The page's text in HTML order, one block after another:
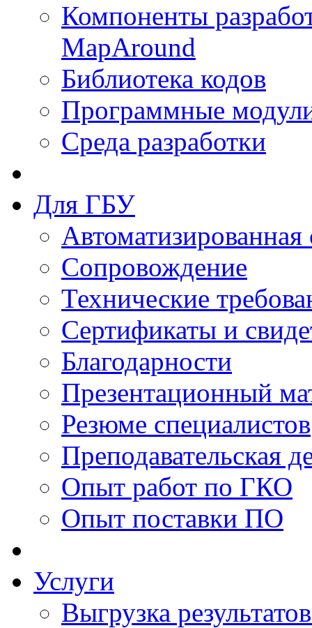
Компоненты
MapAround
Библиотека кодов
Программные
Среда разработки
Для ГБУ
Сопровождение
Технические
Сертификаты и
Благодарности
Презентационный
Резюме специалистов
Преподавательская
Опыт работ по ГКО
Опыт поставки ПО
Услуги
Выгрузка